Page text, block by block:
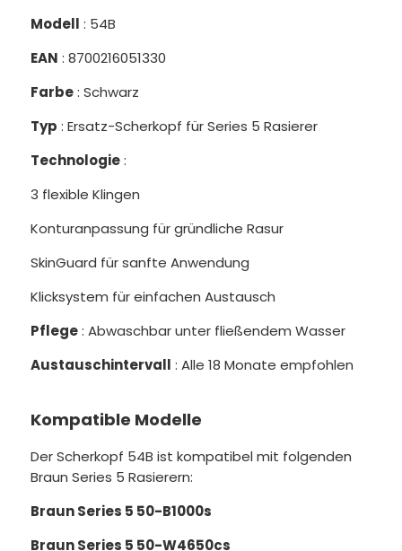
Modell : 54B
EAN : 8700216051330
Farbe: Schwarz
Typ : Ersatz-Scherkopf für Series 5 Rasierer
Technologie:
3 flexible Klingen
Konturanpassung für gründliche Rasur
SkinGuard für sanfte Anwendung
Klicksystem für einfachen Austausch
Pflege: Abwaschbar unter fließendem Wasser
Austauschintervall : Alle 18 Monate empfohlen
Kompatible Modelle
Der Scherkopf 54B ist kompatibel mit folgenden
Braun Series 5 Rasierern:
Braun Series 5 50-B1000s
Braun Series 5 50-W4650cs